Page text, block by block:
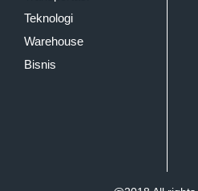
Teknologi
Warehouse
Bisnis